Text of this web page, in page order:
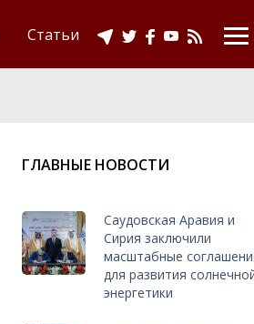
Статьи
ГЛАВНЫЕ НОВОСТИ
Саудовская Аравия и
Сирия заключили
масштабные
для развития
энергетики